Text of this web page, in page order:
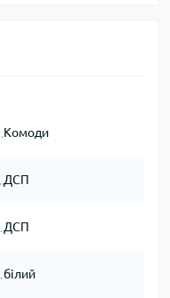
Комоди
ДСП
ДСП
білий